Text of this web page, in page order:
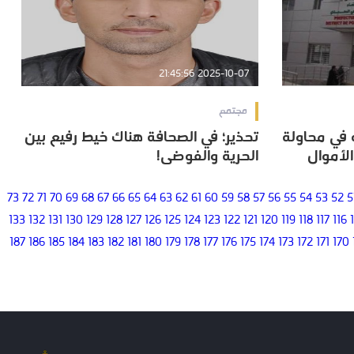
في محاولة
في محاولة
2025-10-07 21:45:56
مجتمع
تحذير؛ في الصحافة هناك خيط رفيع بين
الحرية والفوضى!
تحذير؛ في الصحافة هناك خيط رفيع بين
الحرية والفوضى!
52
53
54
55
56
57
58
59
60
61
62
63
64
65
66
67
68
69
70
71
72
73
116
117
118
119
120
121
122
123
124
125
126
127
128
129
130
131
132
133
170
171
172
173
174
175
176
177
178
179
180
181
182
183
184
185
186
187